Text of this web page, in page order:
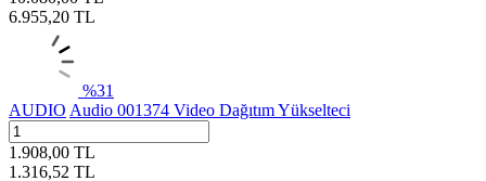
6.955,20 TL
%31
AUDIO Audio 001374 Video Dağıtım Yükselteci
1.908,00 TL
1.316,52 TL